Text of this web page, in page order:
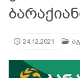
24.12.2021